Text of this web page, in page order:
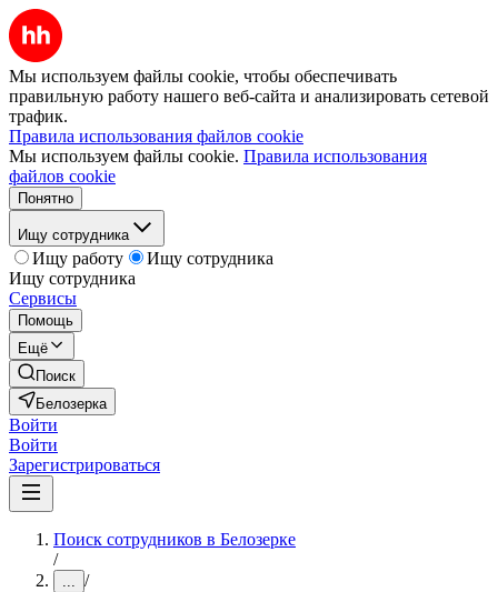
Мы используем файлы cookie, чтобы обеспечивать
правильную работу нашего веб-сайта и анализировать сетевой
трафик.
Правила использования файлов cookie
Мы используем файлы cookie. Правила использования
файлов cookie
Понятно
Ищу сотрудника
Ищу работу
Ищу сотрудника
Ищу сотрудника
Сервисы
Помощь
Ещё
Поиск
Белозерка
Войти
Войти
Зарегистрироваться
Поиск сотрудников в Белозерке
/
... /